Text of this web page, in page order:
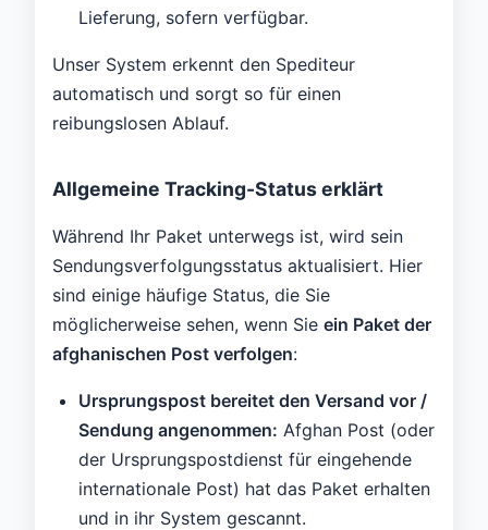
Lieferung, sofern verfügbar.
Unser System erkennt den Spediteur
automatisch und sorgt so für einen
reibungslosen Ablauf.
Allgemeine Tracking-Status erklärt
Während Ihr Paket unterwegs ist, wird sein
Sendungsverfolgungsstatus aktualisiert. Hier
sind einige häufige Status, die Sie
möglicherweise sehen, wenn Sie ein Paket der
afghanischen Post verfolgen:
Ursprungspost bereitet den Versand vor /
Sendung angenommen: Afghan Post (oder
der Ursprungspostdienst für eingehende
internationale Post) hat das Paket erhalten
und in ihr System gescannt.